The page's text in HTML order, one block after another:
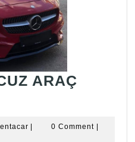
ARAÇ
canlarrentacar
| 0 Comment |